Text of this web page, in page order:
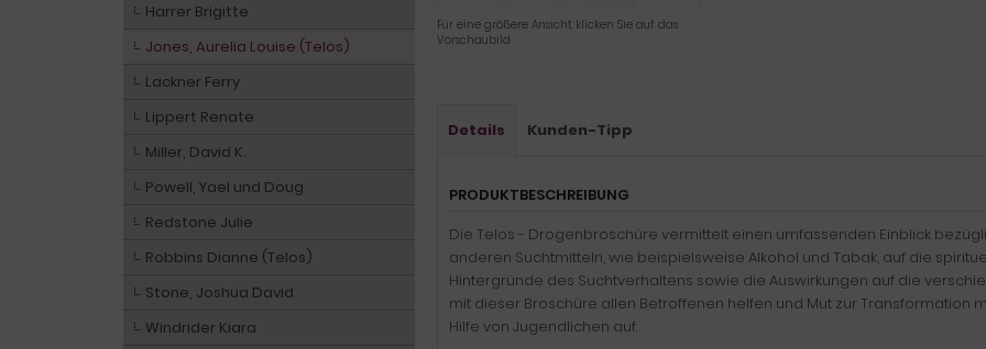
Für eine größere Ansicht klicken Sie auf das
Vorschaubild
Details Kunden-Tipp
PRODUKTBESCHREIBUNG
Die Telos - Drogenbroschüre vermittelt einen umfassenden Einblick
anderen Suchtmitteln, wie beispielsweise Alkohol und Tabak, auf die
Hintergründe des Suchtverhaltens sowie die Auswirkungen auf die
mit dieser Broschüre allen Betroffenen helfen und Mut zur Transformation
Hilfe von Jugendlichen auf.
Harrer Brigitte
Jones, Aurelia Louise (Telos)
Lackner Ferry
Lippert Renate
Miller, David K.
Powell, Yael und Doug
Redstone Julie
Robbins Dianne (Telos)
Stone, Joshua David
Windrider Kiara